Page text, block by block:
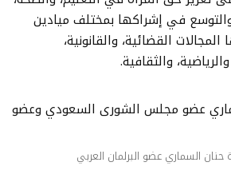
والتوسع في إشراكها بمختلف ميادين
القضائية، والقانونية،
والثقافية.
حنان السماري عضو البرلمان العربي